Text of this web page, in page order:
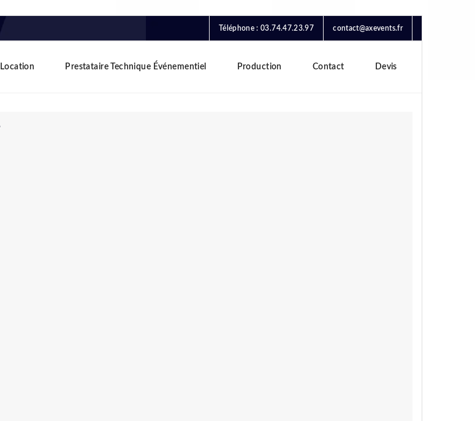
Téléphone : 03.74.47.23.97 contact@axevents.fr
Location Prestataire Technique Événementiel Production Contact Devis